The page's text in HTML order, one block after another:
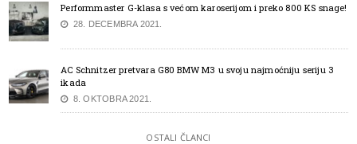
Performmaster G-klasa s većom karoserijom i preko 800 KS snage!
28. DECEMBRA 2021.
AC Schnitzer pretvara G80 BMW M3 u svoju najmoćniju seriju 3
ikada
8. OKTOBRA 2021.
OSTALI ČLANCI